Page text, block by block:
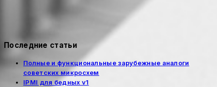
Последние статьи
Полные и функциональные зарубежные аналоги
советских микросхем
IPMI для бедных v1